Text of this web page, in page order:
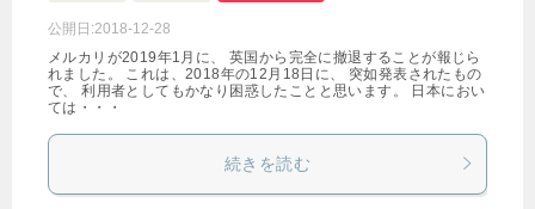
公開日:2018-12-28
メルカリが2019年1月に、 英国から完全に撤退することが報じら
れました。 これは、2018年の12月18日に、 突如発表されたもの
で、 利用者としてもかなり困惑したことと思います。 日本におい
ては・・・
続きを読む